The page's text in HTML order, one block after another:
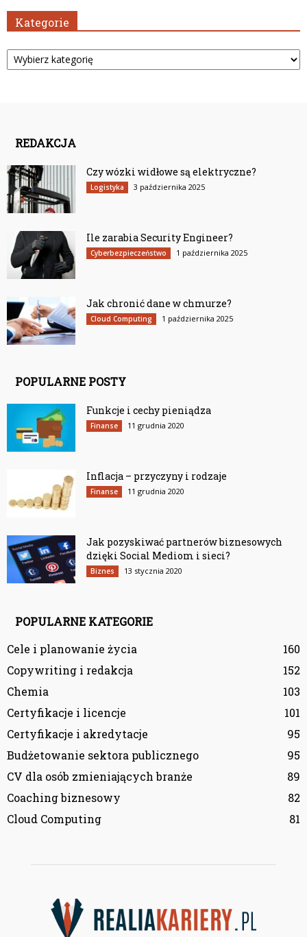
Kategorie
Kategorie
REDAKCJA
Czy wózki widłowe są elektryczne?
Logistyka 3 października 2025
Ile zarabia Security Engineer?
Cyberbezpieczeństwo 1 października 2025
Jak chronić dane w chmurze?
Cloud Computing 1 października 2025
POPULARNE POSTY
Funkcje i cechy pieniądza
Finanse 11 grudnia 2020
Inflacja – przyczyny i rodzaje
Finanse 11 grudnia 2020
Jak pozyskiwać partnerów biznesowych
dzięki Social Mediom i sieci?
Biznes 13 stycznia 2020
POPULARNE KATEGORIE
Cele i planowanie życia
160
Copywriting i redakcja
152
Chemia
103
Certyfikacje i licencje
101
Certyfikacje i akredytacje
95
Budżetowanie sektora publicznego
95
CV dla osób zmieniających branże
89
Coaching biznesowy
82
Cloud Computing
81